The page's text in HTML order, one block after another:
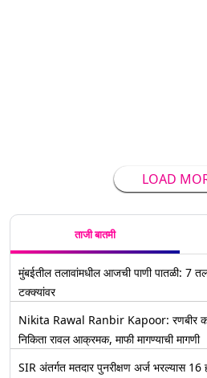
LOAD
ताजी बातमी
मुंबईतील तलावांमधील आजची पाणी पातळी: 7
टक्क्यांवर
Nikita Rawal Ranbir Kapoor: रणबीर
निकिता रावल आक्रमक, माफी मागण्याची मागणी
SIR अंतर्गत मतदार पुनरीक्षण अर्ज भरल्यास 16